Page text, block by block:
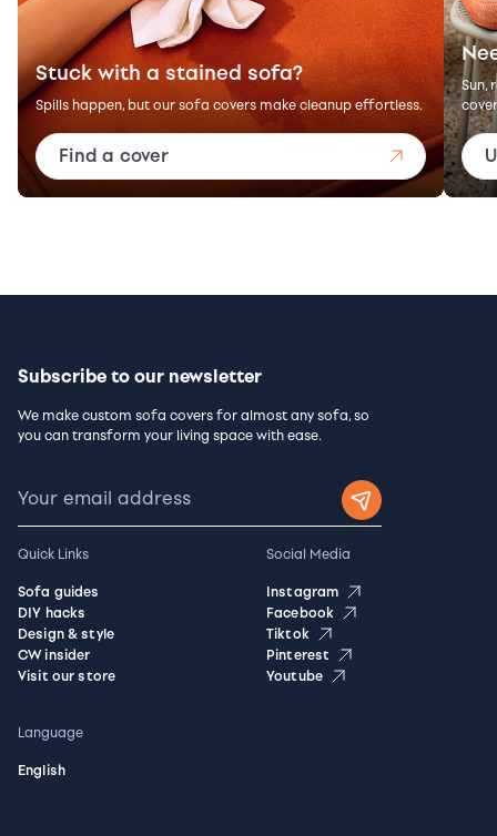
Stuck with a stained sofa?
Spills happen, but our sofa covers make cleanup effortless.
Find a cover
Sun,
Subscribe to our newsletter
We make custom sofa covers for almost any sofa, so
you can transform your living space with ease.
Quick Links
Sofa guides
DIY hacks
Design & style
CW insider
Visit our store
Social Media
Instagram
Facebook
Tiktok
Pinterest
Youtube
Language
English